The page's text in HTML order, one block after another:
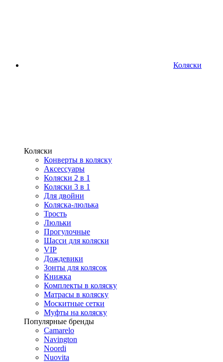
Коляски
Коляски
Конверты в коляску
Аксессуары
Коляски 2 в 1
Коляски 3 в 1
Для двойни
Коляска-люлька
Трость
Люльки
Прогулочные
Шасси для коляски
VIP
Дождевики
Зонты для колясок
Книжка
Комплекты в коляску
Матрасы в коляску
Москитные сетки
Муфты на коляску
Популярные бренды
Camarelo
Navington
Noordi
Nuovita